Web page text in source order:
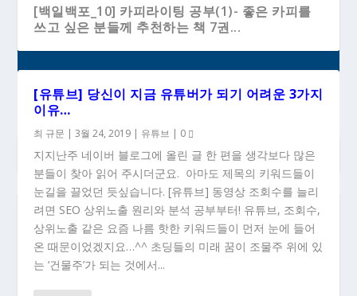
[백일백포_10] 카피라이팅 공부(1)- 좋은 카피를
쓰고 싶은 분들께 추천하는 책 7권...
[유튜브] 당신이 지금 유튜버가 되기 어려운 3가지
이유…
최 규문 |3월 24, 2019 | 유튜브 | 0
지지난주 네이버 블로그에 올린 글 한 편을 생각보다 많은
분들이 찾아 읽어 주시더군요. 아마도 제목의 키워드들이
눈길을 끌었던 듯싶습니다. [유튜브] 동영상 조회수를 늘리
려면 SEO 상위노출 원리와 분석 공부부터! 유튜브, 조회수,
상위노출 같은 요즘 나름 핫한 키워드들이 먼저 눈에 들어
온 때문이었겠지요…^^ 초딩들의 미래 꿈이 조물주 위에 있
는 ‘건물주’가 되는 것에서...
### 새 글이 올라올 때 이메일로 받으시려면...